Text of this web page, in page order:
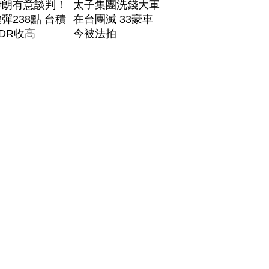
有意談判！
238點 台積
收高
太子集團洗錢大軍
在台團滅 33豪車
今被法拍